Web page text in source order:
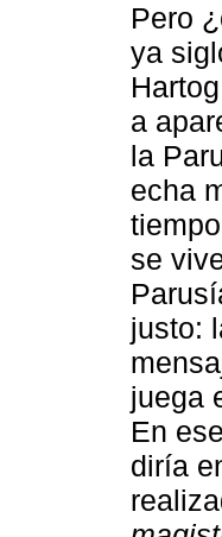
Pero
ya
a
la
echa
se
justo:
juega
En
diría